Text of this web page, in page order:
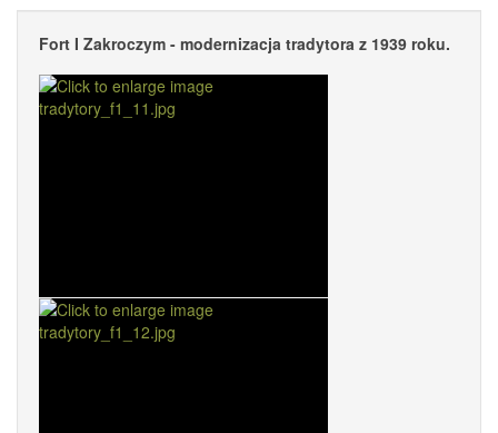
Fort I Zakroczym - modernizacja tradytora z 1939 roku.